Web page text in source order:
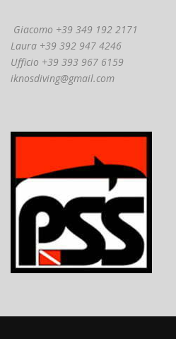
Giacomo +39 349 192 2171
Laura +39 392 947 4246
Ufficio +39 393 967 6159
iknosdiving@gmail.com